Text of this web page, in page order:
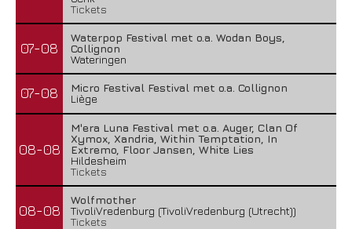
Tickets
07-08
Waterpop Festival met o.a. Wodan Boys,
Collignon
Wateringen
07-08
Micro Festival Festival met o.a. Collignon
Liège
08-08
M'era Luna Festival met o.a. Auger, Clan Of
Xymox, Xandria, Within Temptation, In
Extremo, Floor Jansen, White Lies
Hildesheim
Tickets
08-08
Wolfmother
TivoliVredenburg (TivoliVredenburg (Utrecht))
Tickets